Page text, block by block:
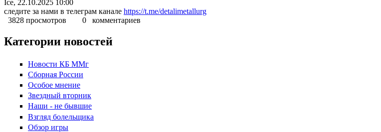
Ice, 22.10.2025 10:00
следите за нами в телеграм канале https://t.me/detalimetallurg
3828 просмотров
0 комментариев
Категории новостей
Новости КБ ММг
Сборная России
Особое мнение
Звездный вторник
Наши - не бывшие
Взгляд болельщика
Обзор игры